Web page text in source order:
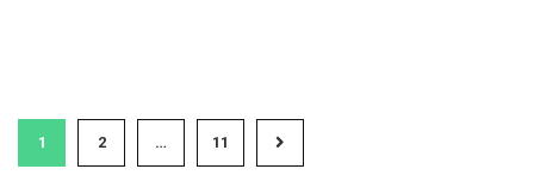
1 2 … 11